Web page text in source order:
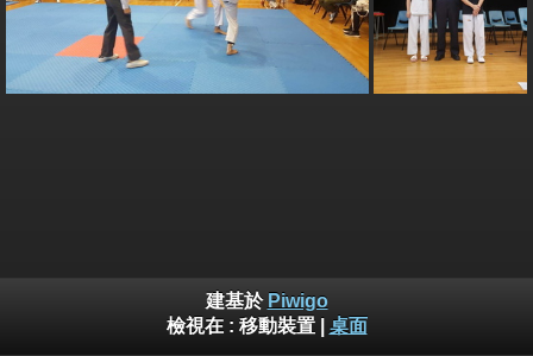
建基於 Piwigo
檢視在 : 移動裝置| 桌面